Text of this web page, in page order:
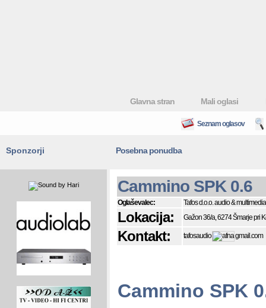
Glavna stran Mali oglasi
Seznam oglasov
Sponzorji Posebna ponudba
Cammino SPK 0.6
Oglaševalec: Tafos d.o.o. audio & multimedia
Lokacija: Gažon 36/a, 6274 Šmarje pri
Kontakt: tafosaudio gmail.com
Cammino SPK